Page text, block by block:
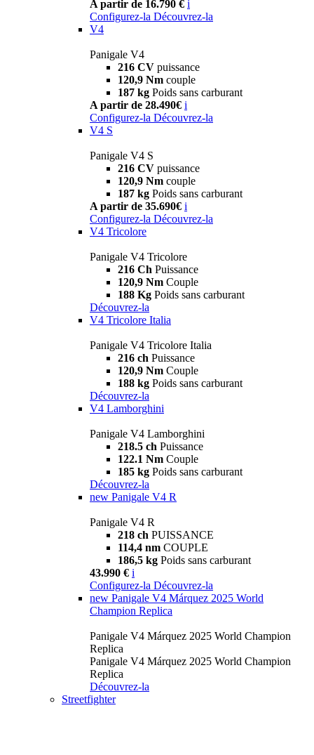
A partir de 16.790 € i
Configurez-la Découvrez-la
V4
Panigale V4
216 CV puissance
120,9 Nm couple
187 kg Poids sans carburant
A partir de 28.490€ i
Configurez-la Découvrez-la
V4 S
Panigale V4 S
216 CV puissance
120,9 Nm couple
187 kg Poids sans carburant
A partir de 35.690€ i
Configurez-la Découvrez-la
V4 Tricolore
Panigale V4 Tricolore
216 Ch Puissance
120,9 Nm Couple
188 Kg Poids sans carburant
Découvrez-la
V4 Tricolore Italia
Panigale V4 Tricolore Italia
216 ch Puissance
120,9 Nm Couple
188 kg Poids sans carburant
Découvrez-la
V4 Lamborghini
Panigale V4 Lamborghini
218.5 ch Puissance
122.1 Nm Couple
185 kg Poids sans carburant
Découvrez-la
new Panigale V4 R
Panigale V4 R
218 ch PUISSANCE
114,4 nm COUPLE
186,5 kg Poids sans carburant
43.990 € i
Configurez-la Découvrez-la
new Panigale V4 Márquez 2025 World
Champion Replica
Panigale V4 Márquez 2025 World Champion
Replica
Panigale V4 Márquez 2025 World Champion
Replica
Découvrez-la
Streetfighter